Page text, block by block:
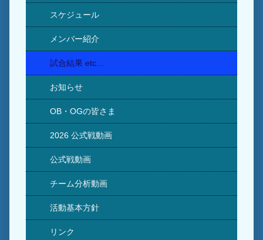
スケジュール
メンバー紹介
試合結果 etc...
お知らせ
OB・OGの皆さま
2026 公式戦動画
公式戦動画
チーム分析動画
活動基本方針
リンク